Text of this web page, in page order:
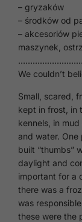
– gryzaków
– środków od
– akcesoriów
maszynek,
We couldn’t
Small, scared,
kept in frost, in
kennels, in
and water.
built “thumbs”
daylight and
important for a
there was a
was
these were the